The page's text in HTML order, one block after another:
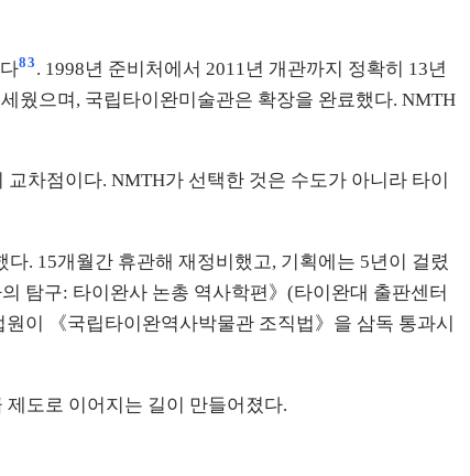
83 . 1998년 준비처에서 2011년 개관까지 정확히 13년
웠으며, 국립타이완미술관은 확장을 완료했다. NMTH
차점이다. NMTH가 선택한 것은 수도가 아니라 타이
. 15개월간 휴관해 재정비했고, 기획에는 5년이 걸렸
탐구: 타이완사 논총 역사학편》(타이완대 출판센터
원이 《국립타이완역사박물관 조직법》을 삼독 통과시
도로 이어지는 길이 만들어졌다.